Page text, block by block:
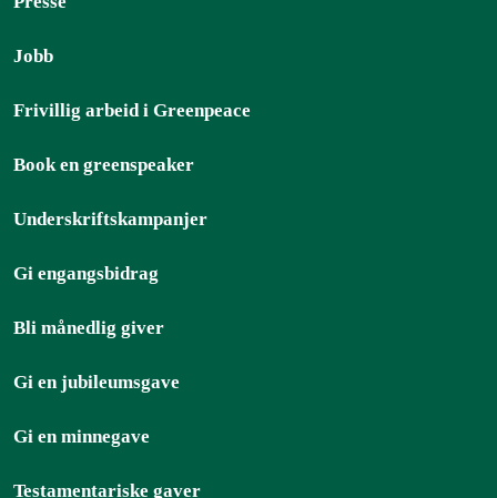
Jobb
Frivillig arbeid i Greenpeace
Book en greenspeaker
Underskriftskampanjer
Gi engangsbidrag
Bli månedlig giver
Gi en jubileumsgave
Gi en minnegave
Testamentariske gaver